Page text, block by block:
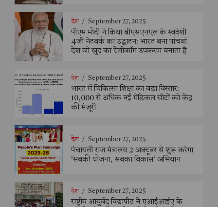
देश / September 27, 2025
पीएम मोदी ने किया बीएसएनएल के स्वदेशी
4जी नेटवर्क का उद्घाटन: भारत बना पांचवां
देश जो खुद का टेलीकॉम उपकरण बनाता है
देश / September 27, 2025
भारत में चिकित्सा शिक्षा का बड़ा विस्तार:
10,000 से अधिक नई मेडिकल सीटों को केंद्र
की मंज़ूरी
देश / September 27, 2025
पंचायती राज मंत्रालय 2 अक्टूबर से शुरू करेगा
'सबकी योजना, सबका विकास' अभियान
देश / September 27, 2025
राष्ट्रीय आयुर्वेद विद्यापीठ ने एआईआईए के